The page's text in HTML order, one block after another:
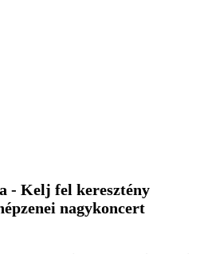
- Kelj fel keresztény
nagykoncert